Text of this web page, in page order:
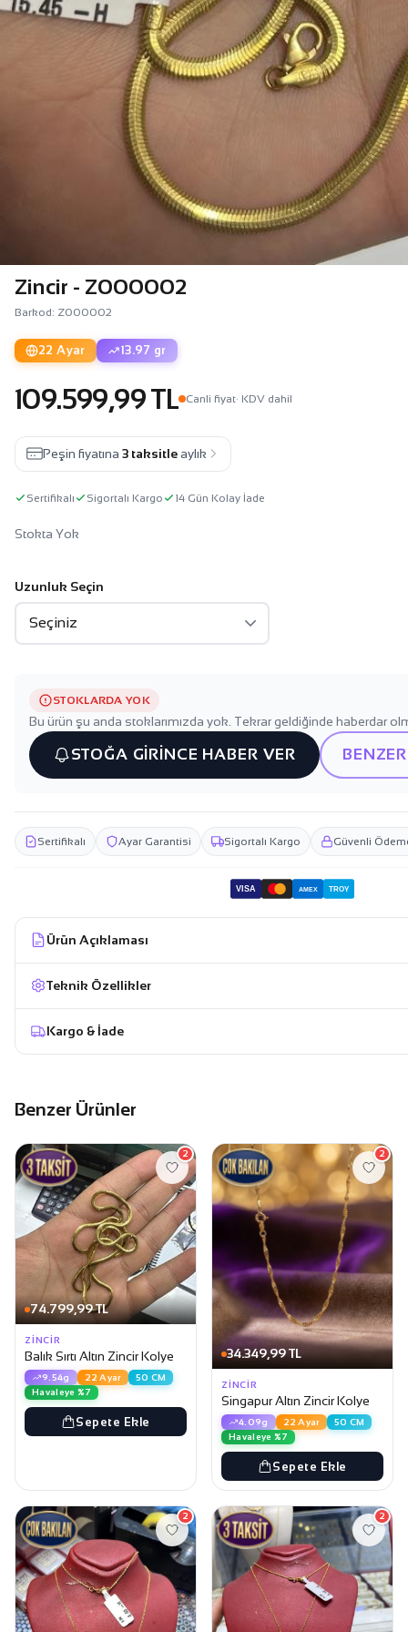
Zincir - Z000002
Barkod: Z000002
22 Ayar 13.97 gr
109.599,99 TL Canli fiyat· KDV dahil
Peşin fiyatına 3 taksitle aylık
Sertifikalı Sigortalı Kargo 14 Gün Kolay İade
Stokta Yok
Uzunluk Seçin
STOKLARDA YOK
Bu ürün şu anda stoklarımızda yok. Tekrar geldiğinde haberdar
STOĞA GİRİNCE HABER VER
Sertifikalı Ayar Garantisi Sigortalı Kargo Güvenli
VISA AMEX TROY
Ürün Açıklaması
Teknik Özellikler
Kargo & İade
Benzer Ürünler
74.799,99 TL
2
ZINCIR
Balık Sırtı Altın Zincir Kolye
9.54g 22 Ayar
50 CM
Havaleye %7
Sepete Ekle
34.349,99 TL
2
ZINCIR
Singapur Altın Zincir Kolye
4.09g 22 Ayar
50 CM
Havaleye %7
Sepete Ekle
2 2